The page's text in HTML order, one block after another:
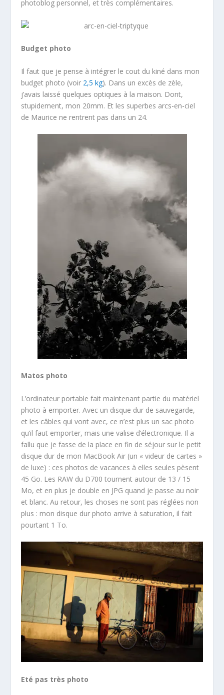
photoblog personnel, et très complémentaires.
Budget photo
Il faut que je pense à intégrer le cout du kiné dans mon
budget photo (voir 2,5 kg). Dans un excès de zèle,
j’avais laissé quelques optiques à la maison. Dont,
stupidement, mon 20mm. Et les superbes arcs-en-ciel
de Maurice ne rentrent pas dans un 24.
Matos photo
L’ordinateur portable fait maintenant partie du matériel
photo à emporter. Avec un disque dur de sauvegarde,
et les câbles qui vont avec, ce n’est plus un sac photo
qu’il faut emporter, mais une valise d’électronique. Il a
fallu que je fasse de la place en fin de séjour sur le petit
disque dur de mon MacBook Air (un « videur de cartes »
de luxe) : ces photos de vacances à elles seules pèsent
45 Go. Les RAW du D700 tournent autour de 13 / 15
Mo, et en plus je double en JPG quand je passe au noir
et blanc. Au retour, les choses ne sont pas réglées non
plus : mon disque dur photo arrive à saturation, il fait
pourtant 1 To.
Eté pas très photo